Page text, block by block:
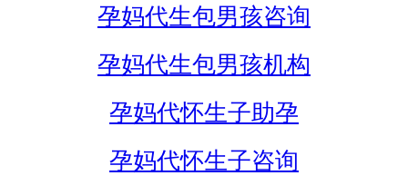
孕妈代生包男孩咨询
孕妈代生包男孩机构
孕妈代怀生子助孕
孕妈代怀生子咨询